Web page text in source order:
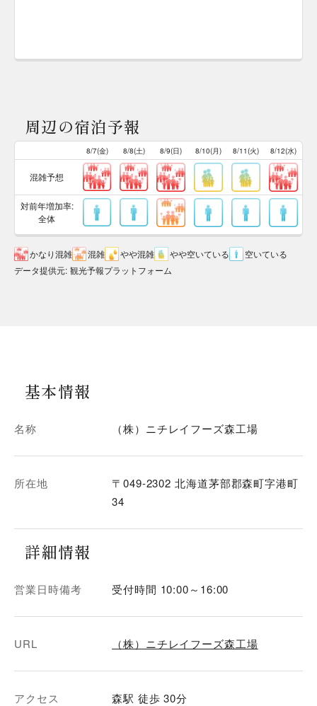
周辺の宿泊予報
8/7(金) 8/8(土) 8/9(日) 8/10(月) 8/11(火) 8/12(水)
混雑予想
対前年増加率:
全体
かなり混雑 混雑 やや混雑 やや空いている
空いている
データ提供元: 観光予報プラットフォーム
基本情報
名称 （株）ニチレイフーズ森工場
所在地
〒049-2302 北海道茅部郡森町字港町
34
詳細情報
営業日時備考 受付時間 10:00～16:00
URL （株）ニチレイフーズ森工場
アクセス 森駅 徒歩 30分